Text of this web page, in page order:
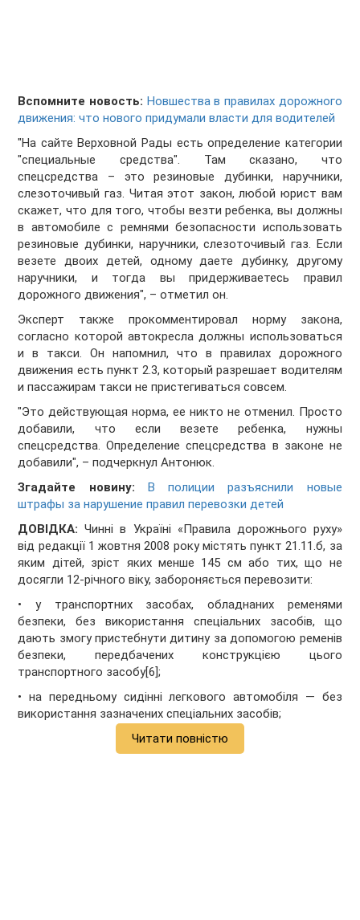
Вспомните новость: Новшества в правилах дорожного
движения: что нового придумали власти для водителей
"На сайте Верховной Рады есть определение категории
"специальные средства". Там сказано, что
спецсредства – это резиновые дубинки, наручники,
слезоточивый газ. Читая этот закон, любой юрист вам
скажет, что для того, чтобы везти ребенка, вы должны
в автомобиле с ремнями безопасности использовать
резиновые дубинки, наручники, слезоточивый газ. Если
везете двоих детей, одному даете дубинку, другому
наручники, и тогда вы придерживаетесь правил
дорожного движения", – отметил он.
Эксперт также прокомментировал норму закона,
согласно которой автокресла должны использоваться
и в такси. Он напомнил, что в правилах дорожного
движения есть пункт 2.3, который разрешает водителям
и пассажирам такси не пристегиваться совсем.
"Это действующая норма, ее никто не отменил. Просто
добавили, что если везете ребенка, нужны
спецсредства. Определение спецсредства в законе не
добавили", – подчеркнул Антонюк.
Згадайте новину: В полиции разъяснили новые
штрафы за нарушение правил перевозки детей
ДОВІДКА: Чинні в Україні «Правила дорожнього руху»
від редакції 1 жовтня 2008 року містять пункт 21.11.б, за
яким дітей, зріст яких менше 145 см або тих, що не
досягли 12-річного віку, забороняється перевозити:
• у транспортних засобах, обладнаних ременями
безпеки, без використання спеціальних засобів, що
дають змогу пристебнути дитину за допомогою ременів
безпеки, передбачених конструкцією цього
транспортного засобу[6];
• на передньому сидінні легкового автомобіля — без
використання зазначених спеціальних засобів;
Читати повністю